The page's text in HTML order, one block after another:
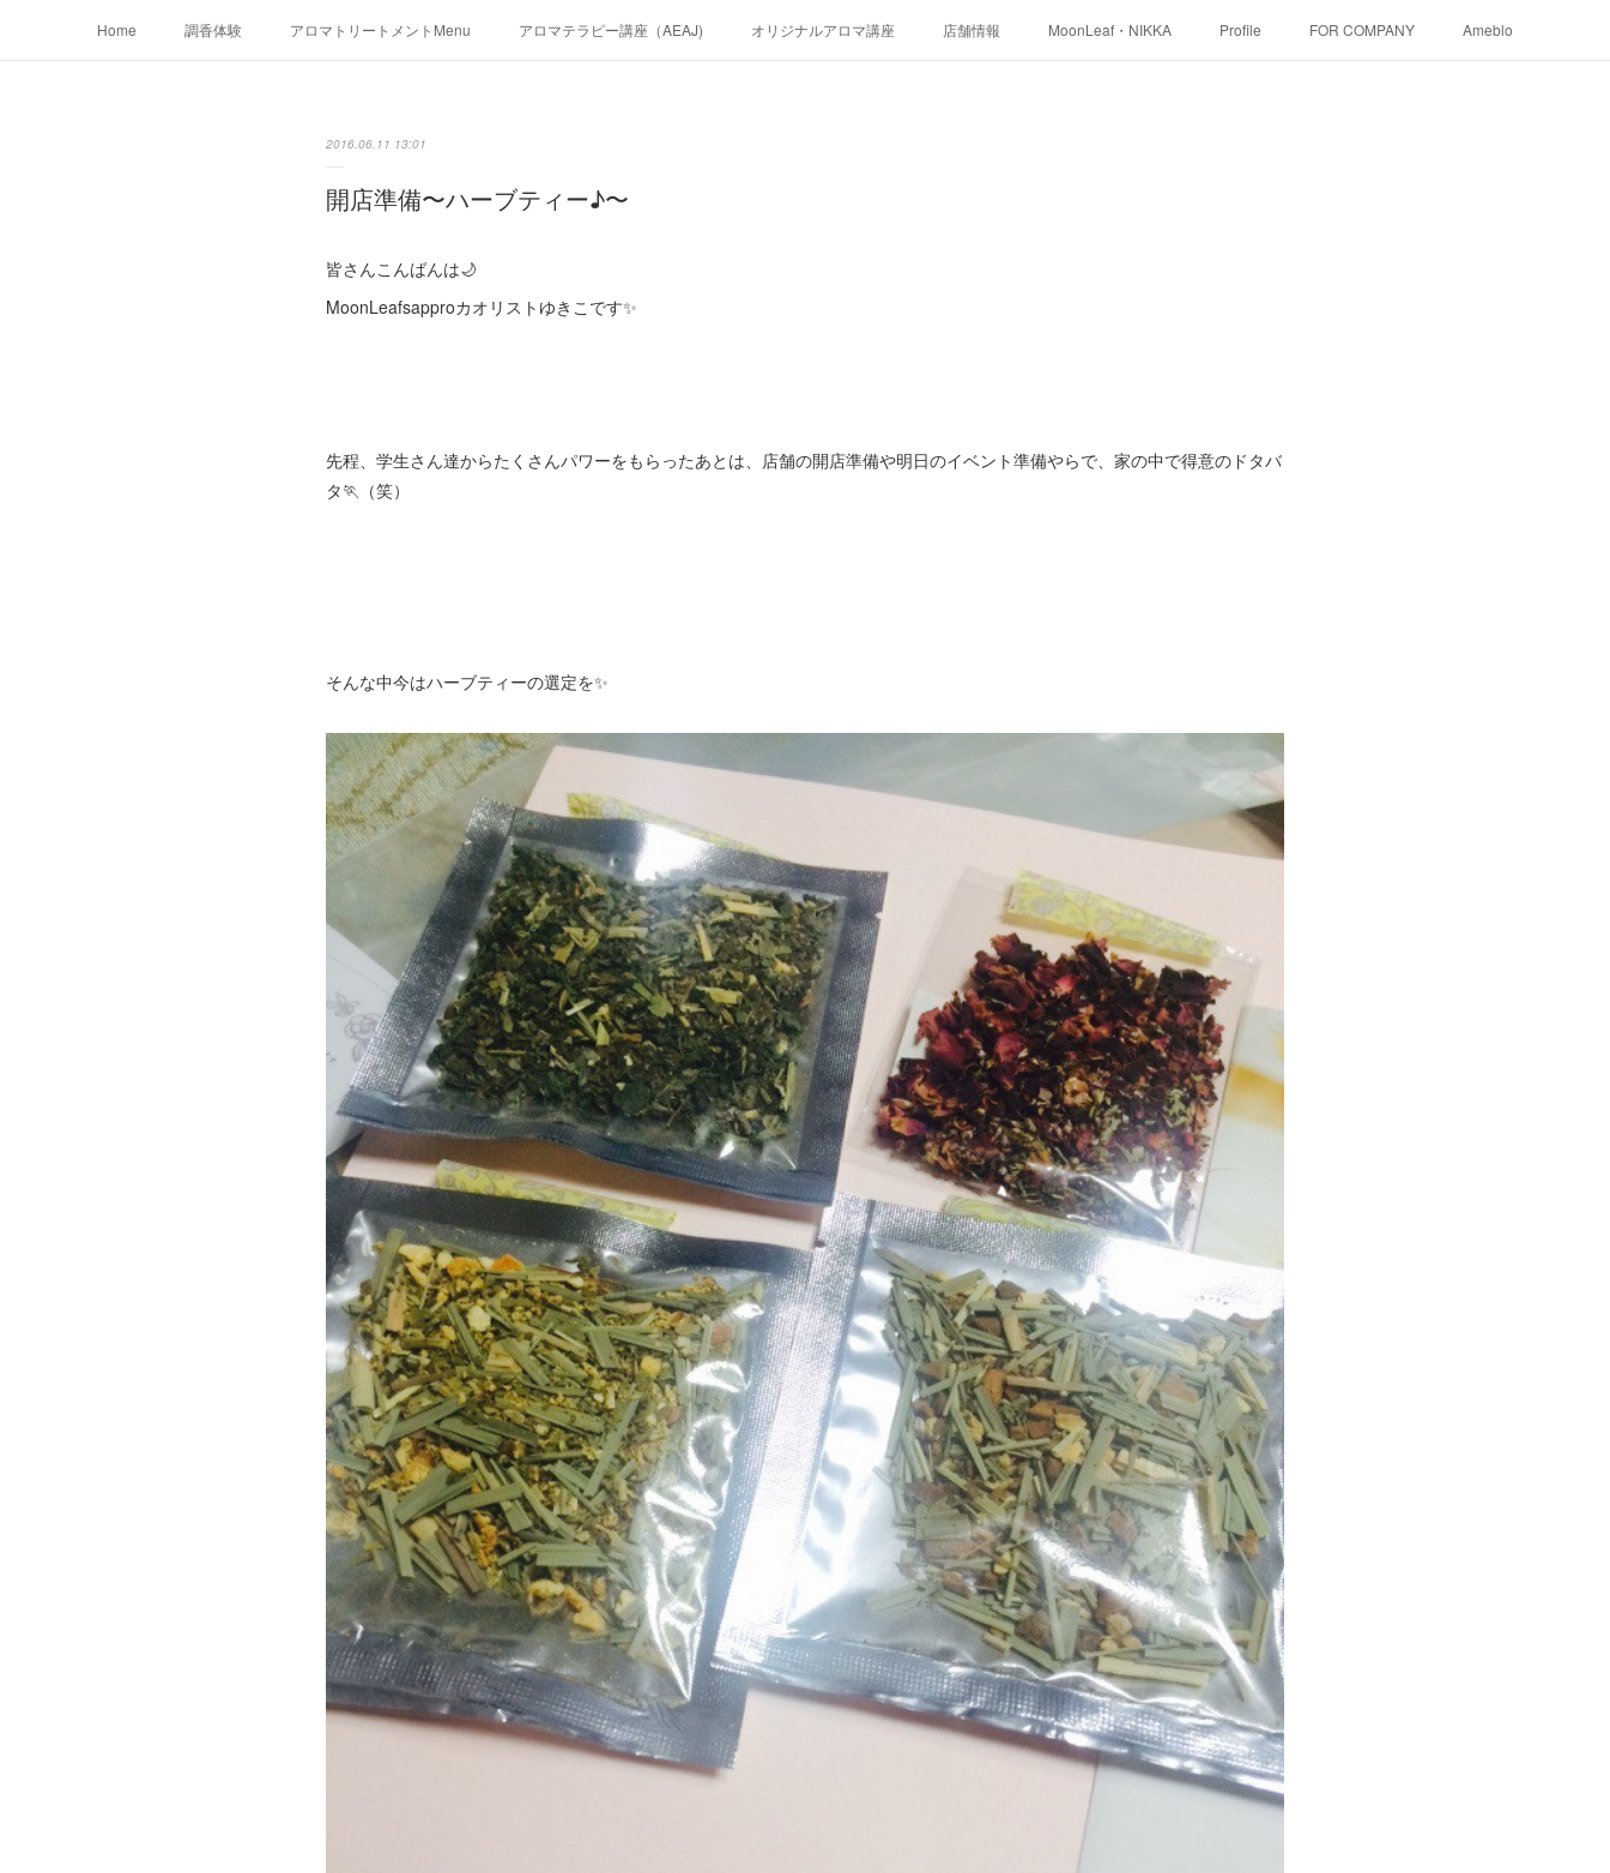
Home 調香体験 アロマトリートメントMenu アロマテラピー講座（AEAJ) オリジナルアロマ講座 店舗情報 MoonLeaf・NIKKA Profile FOR COMPANY Ameblo
2016.06.11 13:01
開店準備〜ハーブティー♪〜
皆さんこんばんは🌙
MoonLeafsapproカオリストゆきこです✨
先程、学生さん達からたくさんパワーをもらったあとは、店舗の開店準備や明日のイベント準備やらで、家の中で得意のドタバ
タ🏃（笑）
そんな中今はハーブティーの選定を✨